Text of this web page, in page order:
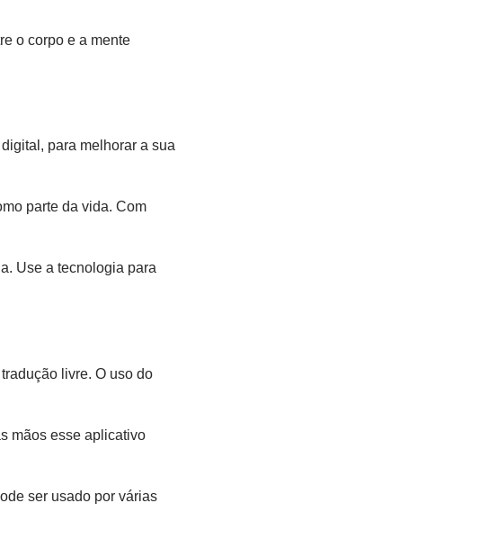
o corpo e a mente
para melhorar a sua
parte da vida. Com
Use a tecnologia para
livre. O uso do
mãos esse aplicativo
ser usado por várias